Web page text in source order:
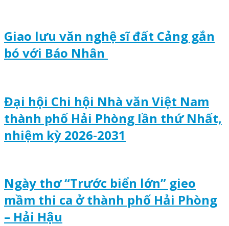
Giao lưu văn nghệ sĩ đất Cảng gắn
bó với Báo Nhân
Đại hội Chi hội Nhà văn Việt Nam
thành phố Hải Phòng lần thứ Nhất,
nhiệm kỳ 2026-2031
Ngày thơ “Trước biển lớn” gieo
mầm thi ca ở thành phố Hải Phòng
– Hải Hậu